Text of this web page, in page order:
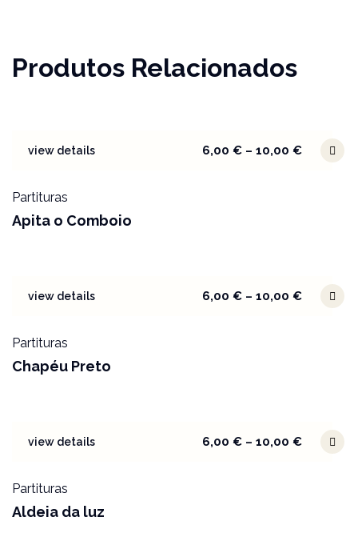
Produtos Relacionados
view details 6,00 €– 10,00 €
Partituras
Apita o Comboio
view details 6,00 €– 10,00 €
Partituras
Chapéu Preto
view details 6,00 €– 10,00 €
Partituras
Aldeia da luz